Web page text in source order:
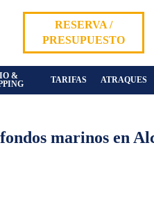
RESERVA /
PRESUPUESTO
&
TARIFAS ATRAQUES
marinos en